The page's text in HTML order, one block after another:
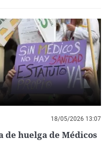
18/05/2026 13:07
de huelga de Médicos